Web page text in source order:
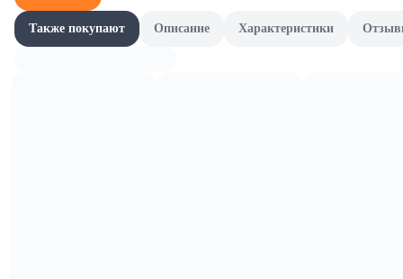
Также покупают Описание Характеристики